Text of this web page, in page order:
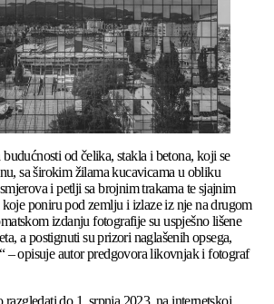
od čelika, stakla i betona, koji se
sa širokim žilama kucavicama u obliku
i petlji sa brojnim trakama te sjajnim
poniru pod zemlju i izlaze iz nje na drugom
izdanju fotografije su uspješno lišene
a postignuti su prizori naglašenih opsega,
– opisuje autor predgovora likovnjak i fotograf
do 1. srpnja 2023. na internetskoj